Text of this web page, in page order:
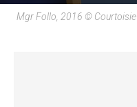
Mgr Follo, 2016 © Courtoisie